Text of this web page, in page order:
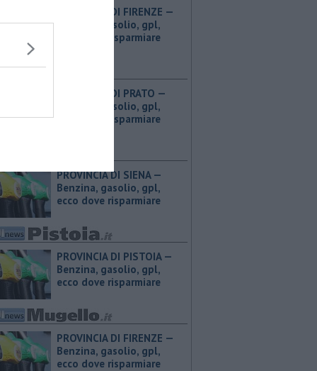
PROVINCIA DI FIRENZE — ​
Benzina, gasolio, gpl,
ecco dove risparmiare
PROVINCIA DI PRATO — ​
Benzina, gasolio, gpl,
ecco dove risparmiare
PROVINCIA DI SIENA — ​
Benzina, gasolio, gpl,
ecco dove risparmiare
PROVINCIA DI PISTOIA — ​
Benzina, gasolio, gpl,
ecco dove risparmiare
PROVINCIA DI FIRENZE — ​
Benzina, gasolio, gpl,
ecco dove risparmiare